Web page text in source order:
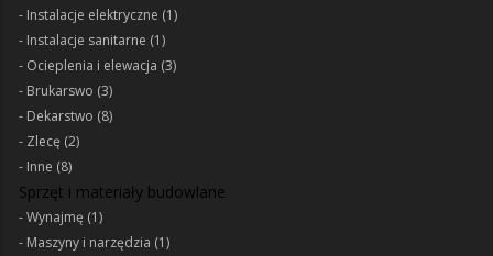
Instalacje elektryczne (1)
Instalacje sanitarne (1)
Ocieplenia i elewacja (3)
Brukarswo (3)
Dekarstwo (8)
Zlecę (2)
Inne (8)
Sprzęt i materiały budowlane
Wynajmę (1)
Maszyny i narzędzia (1)